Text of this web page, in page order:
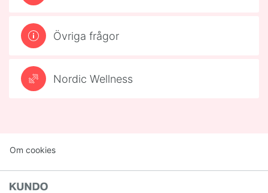
Övriga frågor
Nordic Wellness
Om cookies